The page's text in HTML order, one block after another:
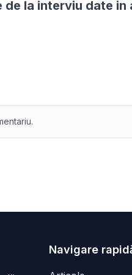
de la interviu date in
Navigare